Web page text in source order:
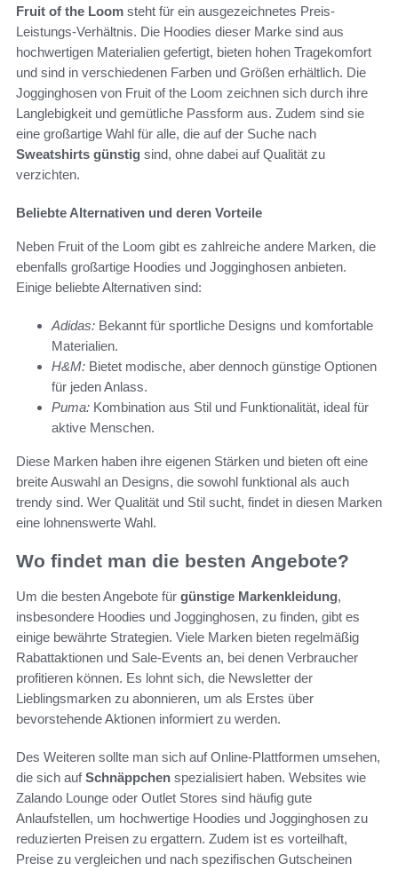
Fruit of the Loom steht für ein ausgezeichnetes Preis-
Leistungs-Verhältnis. Die Hoodies dieser Marke sind aus
hochwertigen Materialien gefertigt, bieten hohen Tragekomfort
und sind in verschiedenen Farben und Größen erhältlich. Die
Jogginghosen von Fruit of the Loom zeichnen sich durch ihre
Langlebigkeit und gemütliche Passform aus. Zudem sind sie
eine großartige Wahl für alle, die auf der Suche nach
Sweatshirts günstig sind, ohne dabei auf Qualität zu
verzichten.
Beliebte Alternativen und deren Vorteile
Neben Fruit of the Loom gibt es zahlreiche andere Marken, die
ebenfalls großartige Hoodies und Jogginghosen anbieten.
Einige beliebte Alternativen sind:
Adidas: Bekannt für sportliche Designs und komfortable
Materialien.
H&M: Bietet modische, aber dennoch günstige Optionen
für jeden Anlass.
Puma: Kombination aus Stil und Funktionalität, ideal für
aktive Menschen.
Diese Marken haben ihre eigenen Stärken und bieten oft eine
breite Auswahl an Designs, die sowohl funktional als auch
trendy sind. Wer Qualität und Stil sucht, findet in diesen Marken
eine lohnenswerte Wahl.
Wo findet man die besten Angebote?
Um die besten Angebote für günstige Markenkleidung,
insbesondere Hoodies und Jogginghosen, zu finden, gibt es
einige bewährte Strategien. Viele Marken bieten regelmäßig
Rabattaktionen und Sale-Events an, bei denen Verbraucher
profitieren können. Es lohnt sich, die Newsletter der
Lieblingsmarken zu abonnieren, um als Erstes über
bevorstehende Aktionen informiert zu werden.
Des Weiteren sollte man sich auf Online-Plattformen umsehen,
die sich aufSchnäppchen spezialisiert haben. Websites wie
Zalando Lounge oder Outlet Stores sind häufig gute
Anlaufstellen, um hochwertige Hoodies und Jogginghosen zu
reduzierten Preisen zu ergattern. Zudem ist es vorteilhaft,
Preise zu vergleichen und nach spezifischen Gutscheinen